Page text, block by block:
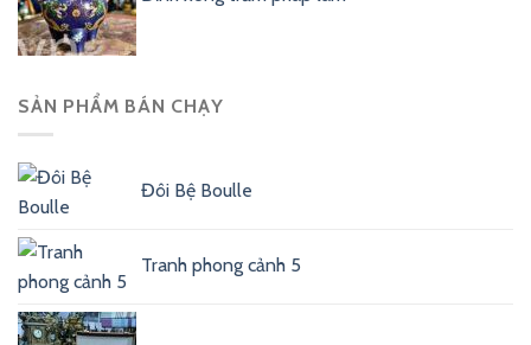
SẢN PHẨM BÁN CHẠY
Đôi Bệ Boulle
Tranh phong cảnh 5